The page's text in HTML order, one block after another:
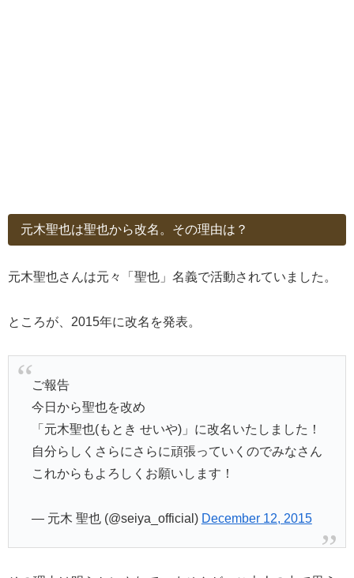
元木聖也は聖也から改名。その理由は？
元木聖也さんは元々「聖也」名義で活動されていました。
ところが、2015年に改名を発表。
ご報告
今日から聖也を改め
「元木聖也(もとき せいや)」に改名いたしました！
自分らしくさらにさらに頑張っていくのでみなさん
これからもよろしくお願いします！
— 元木 聖也 (@seiya_official) December 12, 2015